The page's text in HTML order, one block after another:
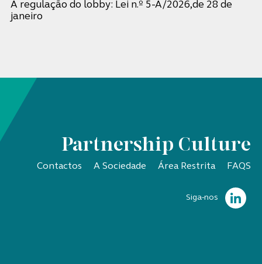
A regulação do lobby: Lei n.º 5-A/2026,de 28 de
janeiro
Partnership Culture
Contactos A Sociedade Área Restrita FAQS
Siga-nos